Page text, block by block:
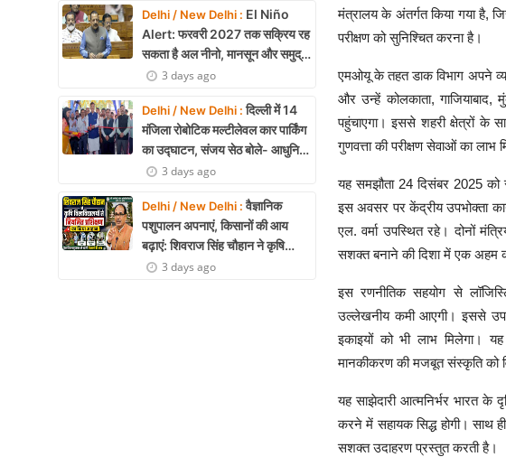
Delhi / New Delhi : El Niño
Alert: फरवरी 2027 तक सक्रिय रह
सकता है अल नीनो, मानसून और समुद्री
पारिस्थितिकी पर असर की आशंका
3 days ago
Delhi / New Delhi :दिल्ली में 14
मंजिला रोबोटिक मल्टीलेवल कार पार्किंग
का उद्घाटन, संजय सेठ बोले- आधुनिक
तकनीक से मिलेगी बड़ी राहत
3 days ago
Delhi / New Delhi :वैज्ञानिक
पशुपालन अपनाएं, किसानों की आय
बढ़ाएं: शिवराज सिंह चौहान ने कृषि
विश्वविद्यालयों से नियमित प्रशिक्षण का
3 days ago
मंत्रालय के अंतर्गत किया गया है,
परीक्षण को सुनिश्चित करना है।
एमओयू के तहत डाक विभाग अपने
और उन्हें कोलकाता, गाजियाबाद,
पहुंचाएगा। इससे शहरी क्षेत्रों के
गुणवत्ता की परीक्षण सेवाओं का लाभ
यह समझौता 24 दिसंबर 2025 को
इस अवसर पर केंद्रीय उपभोक्ता
एल. वर्मा उपस्थित रहे। दोनों
सशक्त बनाने की दिशा में एक अहम
इस रणनीतिक सहयोग से
उल्लेखनीय कमी आएगी। इससे
इकाइयों को भी लाभ मिलेगा।
मानकीकरण की मजबूत संस्कृति को
यह साझेदारी आत्मनिर्भर भारत के
करने में सहायक सिद्ध होगी। साथ
सशक्त उदाहरण प्रस्तुत करती है।